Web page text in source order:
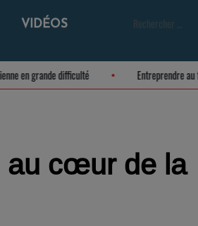
VIDÉOS
meusienne en grande difficulté
au cœur de la